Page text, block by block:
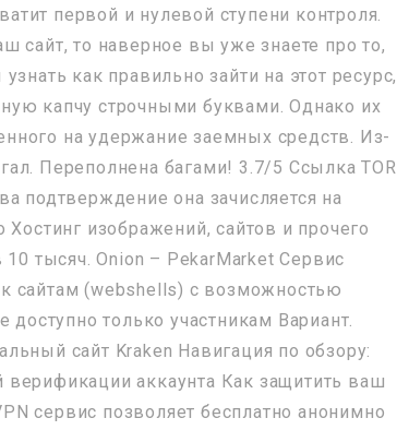
первой и нулевой ступени контроля.
сайт, то наверное вы уже знаете про то,
как правильно зайти на этот ресурс,
капчу строчными буквами. Однако их
на удержание заемных средств. Из-
Переполнена багами! 3.7/5 Ссылка TOR
подтверждение она зачисляется на
изображений, сайтов и прочего
тысяч. Onion – PekarMarket Сервис
сайтам (webshells) с возможностью
только участникам Вариант.
сайт Kraken Навигация по обзору:
верификации аккаунта Как защитить ваш
сервис позволяет бесплатно анонимно